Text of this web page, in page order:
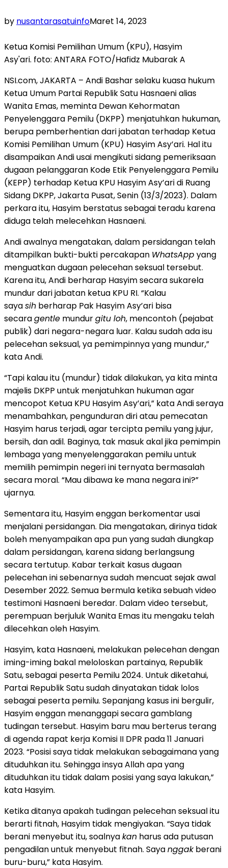
by nusantarasatuinfoMaret 14, 2023
Ketua Komisi Pemilihan Umum (KPU), Hasyim
Asy'ari. foto: ANTARA FOTO/Hafidz Mubarak A
NSI.com, JAKARTA – Andi Bashar selaku kuasa hukum
Ketua Umum Partai Republik Satu Hasnaeni alias
Wanita Emas, meminta Dewan Kehormatan
Penyelenggara Pemilu (DKPP) menjatuhkan hukuman,
berupa pemberhentian dari jabatan terhadap Ketua
Komisi Pemilihan Umum (KPU) Hasyim Asy’ari. Hal itu
disampaikan Andi usai mengikuti sidang pemeriksaan
dugaan pelanggaran Kode Etik Penyelenggara Pemilu
(KEPP) terhadap Ketua KPU Hasyim Asy’ari di Ruang
Sidang DKPP, Jakarta Pusat, Senin (13/3/2023). Dalam
perkara itu, Hasyim berstatus sebagai teradu karena
diduga telah melecehkan Hasnaeni.
Andi awalnya mengatakan, dalam persidangan telah
ditampilkan bukti-bukti percakapan WhatsAppyang
menguatkan dugaan pelecehan seksual tersebut.
Karena itu, Andi berharap Hasyim secara sukarela
mundur dari jabatan ketua KPU RI. “Kalau
sayasih berharap Pak Hasyim Asy’ari bisa
secaragentle mundurgitu loh, mencontoh (pejabat
publik) dari negara-negara luar. Kalau sudah ada isu
pelecehan seksual, ya pemimpinnya yang mundur,”
kata Andi.
“Tapi kalau itu (mundur) tidak dilakukan, ya kita minta
majelis DKPP untuk menjatuhkan hukuman agar
mencopot Ketua KPU Hasyim Asy’ari,” kata Andi seraya
menambahkan, pengunduran diri atau pemecatan
Hasyim harus terjadi, agar tercipta pemilu yang jujur,
bersih, dan adil. Baginya, tak masuk akal jika pemimpin
lembaga yang menyelenggarakan pemilu untuk
memilih pemimpin negeri ini ternyata bermasalah
secara moral. “Mau dibawa ke mana negara ini?”
ujarnya.
Sementara itu, Hasyim enggan berkomentar usai
menjalani persidangan. Dia mengatakan, dirinya tidak
boleh menyampaikan apa pun yang sudah diungkap
dalam persidangan, karena sidang berlangsung
secara tertutup. Kabar terkait kasus dugaan
pelecehan ini sebenarnya sudah mencuat sejak awal
Desember 2022. Semua bermula ketika sebuah video
testimoni Hasnaeni beredar. Dalam video tersebut,
perempuan berjuluk Wanita Emas itu mengaku telah
dilecehkan oleh Hasyim.
Hasyim, kata Hasnaeni, melakukan pelecehan dengan
iming-iming bakal meloloskan partainya, Republik
Satu, sebagai peserta Pemilu 2024. Untuk diketahui,
Partai Republik Satu sudah dinyatakan tidak lolos
sebagai peserta pemilu. Sepanjang kasus ini bergulir,
Hasyim enggan menanggapi secara gamblang
tudingan tersebut. Hasyim baru mau berterus terang
di agenda rapat kerja Komisi II DPR pada 11 Januari
2023. “Posisi saya tidak melakukan sebagaimana yang
dituduhkan itu. Sehingga insya Allah apa yang
dituduhkan itu tidak dalam posisi yang saya lakukan,”
kata Hasyim.
Ketika ditanya apakah tudingan pelecehan seksual itu
berarti fitnah, Hasyim tidak mengiyakan. “Saya tidak
berani menyebut itu, soalnyakan harus ada putusan
pengadilan untuk menyebut fitnah. Sayanggakberani
buru-buru,” kata Hasyim.